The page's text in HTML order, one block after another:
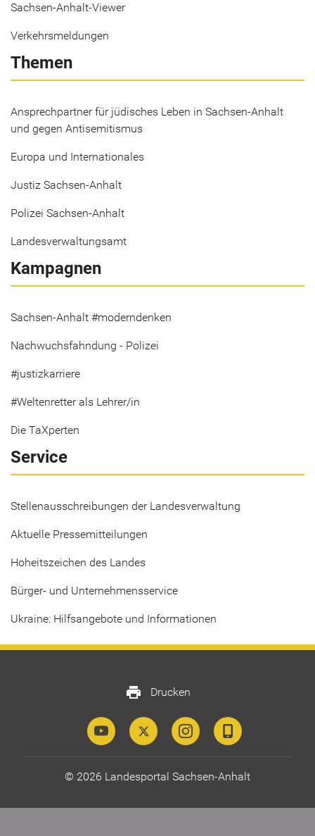
Sachsen-Anhalt-Viewer
Verkehrsmeldungen
Themen
Ansprechpartner für jüdisches Leben in Sachsen-Anhalt
und gegen Antisemitismus
Europa und Internationales
Justiz Sachsen-Anhalt
Polizei Sachsen-Anhalt
Landesverwaltungsamt
Kampagnen
Sachsen-Anhalt #moderndenken
Nachwuchsfahndung - Polizei
#justizkarriere
#Weltenretter als Lehrer/in
Die TaXperten
Service
Stellenausschreibungen der Landesverwaltung
Aktuelle Pressemitteilungen
Hoheitszeichen des Landes
Bürger- und Unternehmensservice
Ukraine: Hilfsangebote und Informationen
print Drucken
© 2026 Landesportal Sachsen-Anhalt